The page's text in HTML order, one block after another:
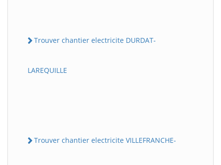
Trouver chantier electricite DURDAT-
LAREQUILLE
Trouver chantier electricite VILLEFRANCHE-